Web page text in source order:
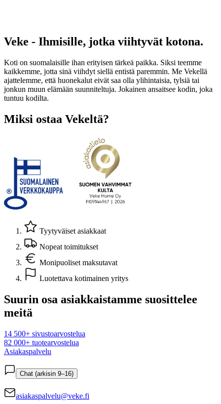
Veke - Ihmisille, jotka viihtyvät kotona.
Koti on suomalaisille ihan erityisen tärkeä paikka. Siksi teemme
kaikkemme, jotta sinä viihdyt siellä entistä paremmin. Me Vekellä
ajattelemme, että huonekalut eivät saa olla ylihintaisia, tylsiä tai
jonkun muun elämään suunniteltuja. Jokainen ansaitsee kodin, joka
tuntuu kodilta.
Miksi ostaa Vekeltä?
Tyytyväiset asiakkaat
Nopeat toimitukset
Monipuoliset maksutavat
Luotettava kotimainen yritys
Suurin osa asiakkaistamme suosittelee
meitä
14 500+ sivustoarvostelua
82 000+ tuotearvostelua
Asiakaspalvelu
Chat (arkisin 9–16)
asiakaspalvelu@veke.fi